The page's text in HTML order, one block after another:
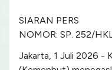
SIARAN PERS
NOMOR: SP. 252/
Jakarta, 1 Juli 2026 -